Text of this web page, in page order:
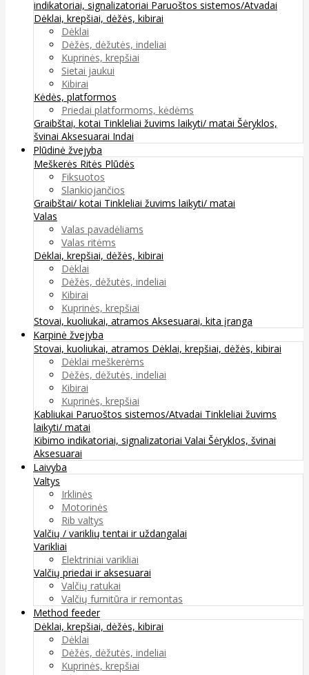
indikatoriai, signalizatoriai Paruoštos sistemos/Atvadai
Dėklai, krepšiai, dėžės, kibirai
Dėklai
Dėžės, dėžutės, indeliai
Kuprinės, krepšiai
Sietai jaukui
Kibirai
Kėdės, platformos
Priedai platformoms, kėdėms
Graibštai, kotai Tinkleliai žuvims laikyti/ matai Šėryklos,
švinai Aksesuarai Indai
Plūdinė žvejyba
Meškerės Ritės Plūdės
Fiksuotos
Slankiojančios
Graibštai/ kotai Tinkleliai žuvims laikyti/ matai
Valas
Valas pavadėliams
Valas ritėms
Dėklai, krepšiai, dėžės, kibirai
Dėklai
Dėžės, dėžutės, indeliai
Kibirai
Kuprinės, krepšiai
Stovai, kuoliukai, atramos Aksesuarai, kita įranga
Karpinė žvejyba
Stovai, kuoliukai, atramos Dėklai, krepšiai, dėžės, kibirai
Dėklai meškerėms
Dėžės, dėžutės, indeliai
Kibirai
Kuprinės, krepšiai
Kabliukai Paruoštos sistemos/Atvadai Tinkleliai žuvims
laikyti/ matai
Kibimo indikatoriai, signalizatoriai Valai Šėryklos, švinai
Aksesuarai
Laivyba
Valtys
Irklinės
Motorinės
Rib valtys
Valčių / variklių tentai ir uždangalai
Varikliai
Elektriniai varikliai
Valčių priedai ir aksesuarai
Valčių ratukai
Valčių furnitūra ir remontas
Method feeder
Dėklai, krepšiai, dėžės, kibirai
Dėklai
Dėžės, dėžutės, indeliai
Kuprinės, krepšiai